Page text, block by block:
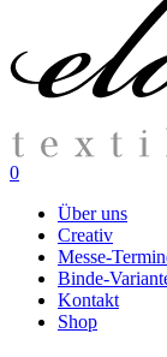
search
0
Über uns
Creativ
Messe-
Binde-
Kontakt
Shop